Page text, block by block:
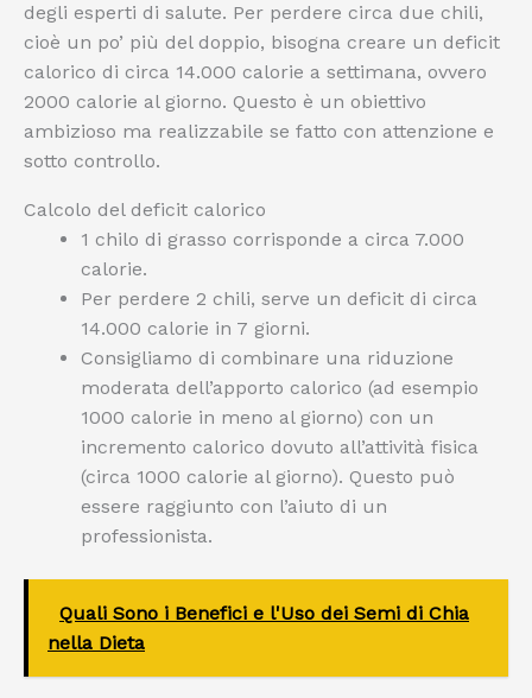
degli esperti di salute. Per perdere circa due chili,
cioè un po’ più del doppio, bisogna creare un deficit
calorico di circa 14.000 calorie a settimana, ovvero
2000 calorie al giorno. Questo è un obiettivo
ambizioso ma realizzabile se fatto con attenzione e
sotto controllo.
Calcolo del deficit calorico
1 chilo di grasso corrisponde a circa 7.000
calorie.
Per perdere 2 chili, serve un deficit di circa
14.000 calorie in 7 giorni.
Consigliamo di combinare una riduzione
moderata dell’apporto calorico (ad esempio
1000 calorie in meno al giorno) con un
incremento calorico dovuto all’attività fisica
(circa 1000 calorie al giorno). Questo può
essere raggiunto con l’aiuto di un
professionista.
Quali Sono i Benefici e l'Uso dei Semi di Chia
nella Dieta